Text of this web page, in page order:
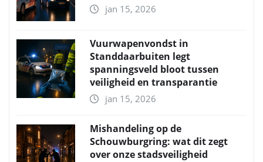
jan 15, 2026
Vuurwapenvondst in
Standdaarbuiten legt
spanningsveld bloot tussen
veiligheid en transparantie
jan 15, 2026
Mishandeling op de
Schouwburgring: wat dit zegt
over onze stadsveiligheid